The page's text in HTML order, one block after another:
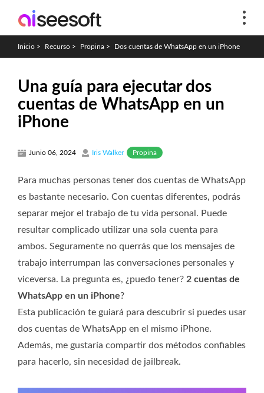
Inicio > Recurso > Propina > Dos cuentas de WhatsApp en un iPhone
Una guía para ejecutar dos
cuentas de WhatsApp en un
iPhone
Junio 06, 2024 Iris Walker Propina
Para muchas personas tener dos cuentas de WhatsApp
es bastante necesario. Con cuentas diferentes, podrás
separar mejor el trabajo de tu vida personal. Puede
resultar complicado utilizar una sola cuenta para
ambos. Seguramente no querrás que los mensajes de
trabajo interrumpan las conversaciones personales y
viceversa. La pregunta es, ¿puedo tener? 2 cuentas de
WhatsApp en un iPhone?
Esta publicación te guiará para descubrir si puedes usar
dos cuentas de WhatsApp en el mismo iPhone.
Además, me gustaría compartir dos métodos confiables
para hacerlo, sin necesidad de jailbreak.